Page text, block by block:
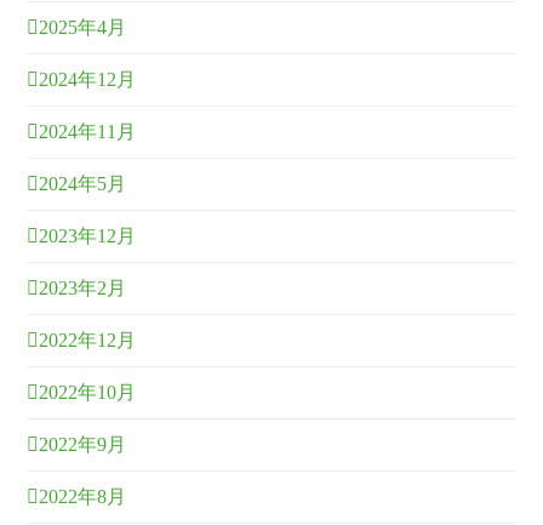
2025年4月
2024年12月
2024年11月
2024年5月
2023年12月
2023年2月
2022年12月
2022年10月
2022年9月
2022年8月